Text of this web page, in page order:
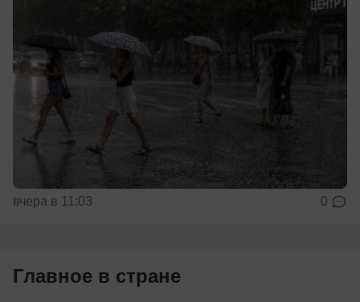
вчера в 11:03 0
Главное в стране